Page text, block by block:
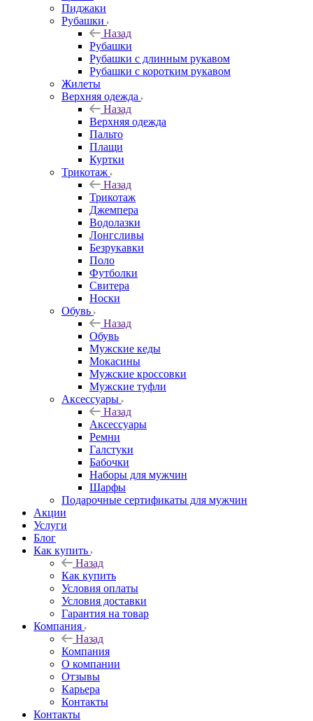
Пиджаки
Рубашки
Назад
Рубашки
Рубашки с длинным рукавом
Рубашки с коротким рукавом
Жилеты
Верхняя одежда
Назад
Верхняя одежда
Пальто
Плащи
Куртки
Трикотаж
Назад
Трикотаж
Джемпера
Водолазки
Лонгсливы
Безрукавки
Поло
Футболки
Свитера
Носки
Обувь
Назад
Обувь
Мужские кеды
Мокасины
Мужские кроссовки
Мужские туфли
Аксессуары
Назад
Аксессуары
Ремни
Галстуки
Бабочки
Наборы для мужчин
Шарфы
Подарочные сертификаты для мужчин
Акции
Услуги
Блог
Как купить
Назад
Как купить
Условия оплаты
Условия доставки
Гарантия на товар
Компания
Назад
Компания
О компании
Отзывы
Карьера
Контакты
Контакты